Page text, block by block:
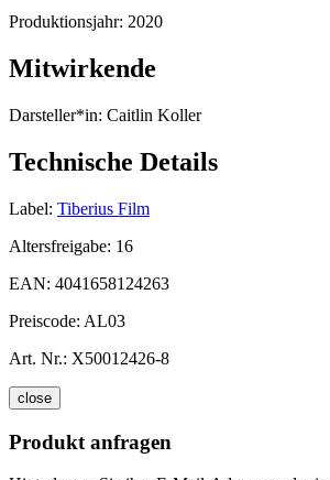
Produktionsjahr: 2020
Mitwirkende
Darsteller*in: Caitlin Koller
Technische Details
Label: Tiberius Film
Altersfreigabe: 16
EAN: 4041658124263
Preiscode: AL03
Art. Nr.: X50012426-8
close
Produkt anfragen